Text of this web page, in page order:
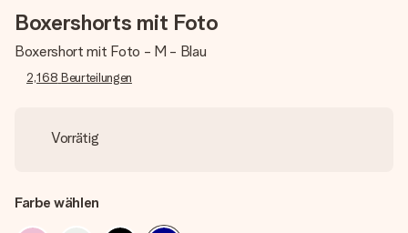
Boxershorts mit Foto
Boxershort mit Foto - M - Blau
2,168 Beurteilungen
Vorrätig
Farbe wählen